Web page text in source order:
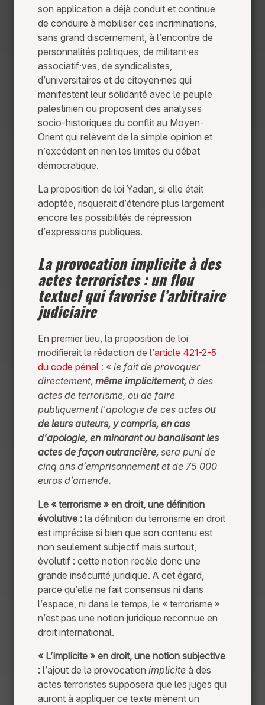
son application a déjà conduit et continue
de conduire à mobiliser ces incriminations,
sans grand discernement, à l’encontre de
personnalités politiques, de militant·es
associatif·ves, de syndicalistes,
d’universitaires et de citoyen·nes qui
manifestent leur solidarité avec le peuple
palestinien ou proposent des analyses
socio-historiques du conflit au Moyen-
Orient qui relèvent de la simple opinion et
n’excédent en rien les limites du débat
démocratique.
La proposition de loi Yadan, si elle était
adoptée, risquerait d’étendre plus largement
encore les possibilités de répression
d’expressions publiques.
La provocation implicite à des
actes terroristes : un flou
textuel qui favorise l’arbitraire
judiciaire
En premier lieu, la proposition de loi
modifierait la rédaction de l’article 421-2-5
du code pénal : « le fait de provoquer
directement, même implicitement, à des
actes de terrorisme, ou de faire
publiquement l'apologie de ces actes ou
de leurs auteurs, y compris, en cas
d'apologie, en minorant ou banalisant les
actes de façon outrancière, sera puni de
cinq ans d’emprisonnement et de 75 000
euros d’amende.
Le « terrorisme » en droit, une définition
évolutive : la définition du terrorisme en droit
est imprécise si bien que son contenu est
non seulement subjectif mais surtout,
évolutif : cette notion recèle donc une
grande insécurité juridique. A cet égard,
parce qu’elle ne fait consensus ni dans
l’espace, ni dans le temps, le « terrorisme »
n’est pas une notion juridique reconnue en
droit international.
« L’implicite » en droit, une notion subjective
: l’ajout de la provocation implicite à des
actes terroristes supposera que les juges qui
auront à appliquer ce texte mènent un